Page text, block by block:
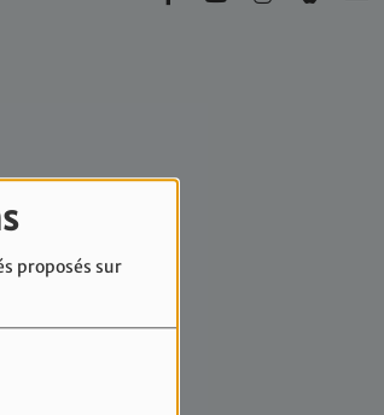
proposés sur